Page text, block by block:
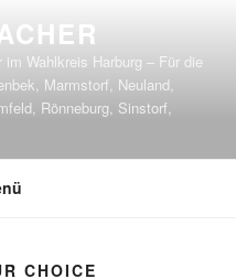
Wahlkreis Harburg – Für die
Marmstorf, Neuland,
Rönneburg, Sinstorf,
CHOICE